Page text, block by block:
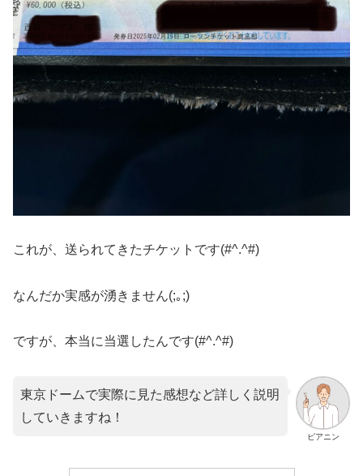
これが、送られてきたチケットです(#^.^#)
なんだか実感が湧きません(;｡;)
ですが、本当に当選したんです(#^.^#)
ピアニン
東京ドームで実際に見た感想など詳しく説明
していきますね！